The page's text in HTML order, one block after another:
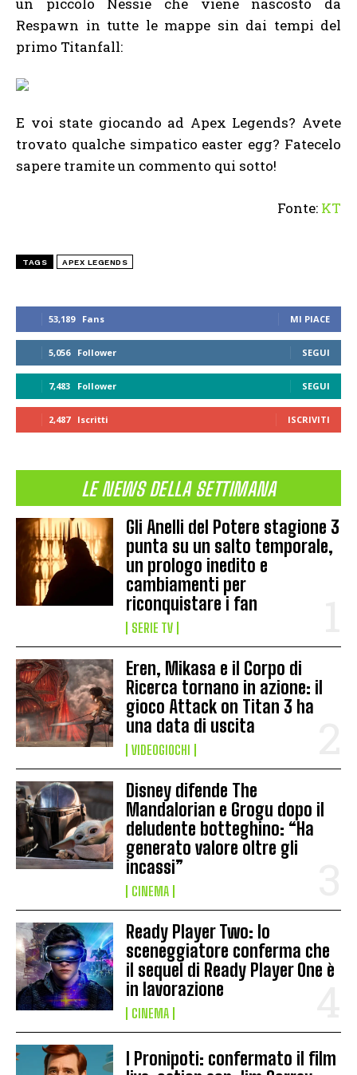
53,189 Fans MI PIACE
5,056 Follower SEGUI
7,483 Follower SEGUI
2,487 Iscritti ISCRIVITI
LE NEWS DELLA SETTIMANA
Gli Anelli del Potere stagione 3
punta su un salto temporale,
un prologo inedito e
cambiamenti per
riconquistare i fan
SERIE TV
Eren, Mikasa e il Corpo di
Ricerca tornano in azione: il
gioco Attack on Titan 3 ha
una data di uscita
VIDEOGIOCHI
Disney difende The
Mandalorian e Grogu dopo il
deludente botteghino: “Ha
generato valore oltre gli
incassi”
CINEMA
Ready Player Two: lo
sceneggiatore conferma che
il sequel di Ready Player One è
in lavorazione
CINEMA
I Pronipoti: confermato il film
Respawn in tutte le mappe sin dai tempi del
primo Titanfall:
E voi state giocando ad Apex Legends? Avete
trovato qualche simpatico easter egg? Fatecelo
sapere tramite un commento qui sotto!
Fonte: KT
TAGS APEX LEGENDS